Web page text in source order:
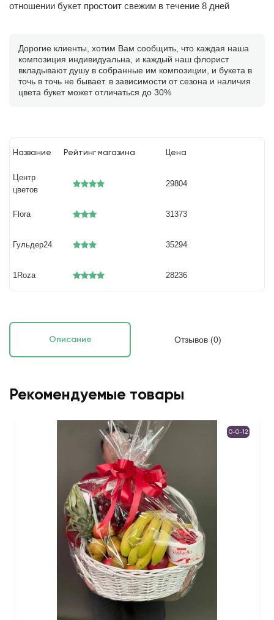
отношении букет простоит свежим в течение 8 дней
Дорогие клиенты, хотим Вам сообщить, что каждая наша
композиция индивидуальна, и каждый наш флорист
вкладывают душу в собранные им композиции, и букета в
точь в точь не бывает. в зависимости от сезона и наличия
цвета букет может отличаться до 30%
Название Рейтинг магазина Цена
Центр
цветов
29804
Flora 31373
Гульдер24 35294
1Roza 28236
Описание Отзывов (0)
Рекомендуемые товары
0-0-12